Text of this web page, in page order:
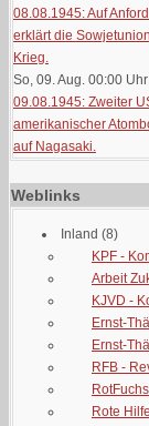
08.08.1945: Auf
erklärt die
Krieg.
So, 09. Aug. 00:00 Uhr
09.08.1945: Zweiter
amerikanischer
auf Nagasaki.
Weblinks
Inland (8)
KPF -
Arbeit
KJVD -
Ernst-
Ernst-
RFB -
Rote